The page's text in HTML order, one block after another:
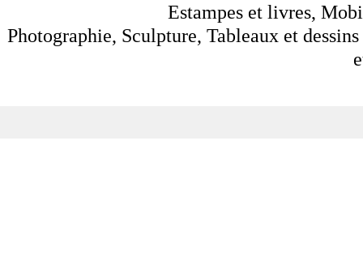
Estampes et livres,
Photographie, Sculpture, Tableaux et